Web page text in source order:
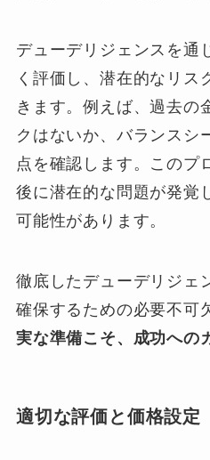
デューデリジェンスを通
く評価し、潜在的なリス
きます。例えば、過去の
クはないか、バランスシ
点を確認します。このプ
後に潜在的な問題が発覚
可能性があります。
徹底したデューデリジェ
確保するための必要不可
実な準備こそ、成功への
適切な評価と価格設定